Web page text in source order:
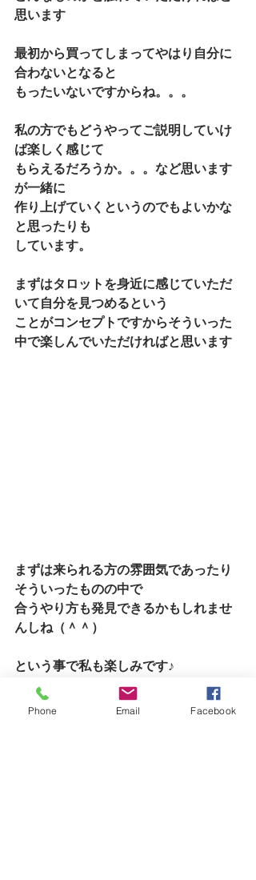
思います
最初から買ってしまってやはり自分に
合わないとなると
もったいないですからね。。。
私の方でもどうやってご説明していけ
ば楽しく感じて
もらえるだろうか。。。など思います
が一緒に
作り上げていくというのでもよいかな
と思ったりも
しています。
まずはタロットを身近に感じていただ
いて自分を見つめるという
ことがコンセプトですからそういった
中で楽しんでいただければと思います
まずは来られる方の雰囲気であったり
そういったものの中で
合うやり方も発見できるかもしれませ
んしね（＾＾）
という事で私も楽しみです♪
ご縁があっての出会いだとおもいます
Phone Email Facebook